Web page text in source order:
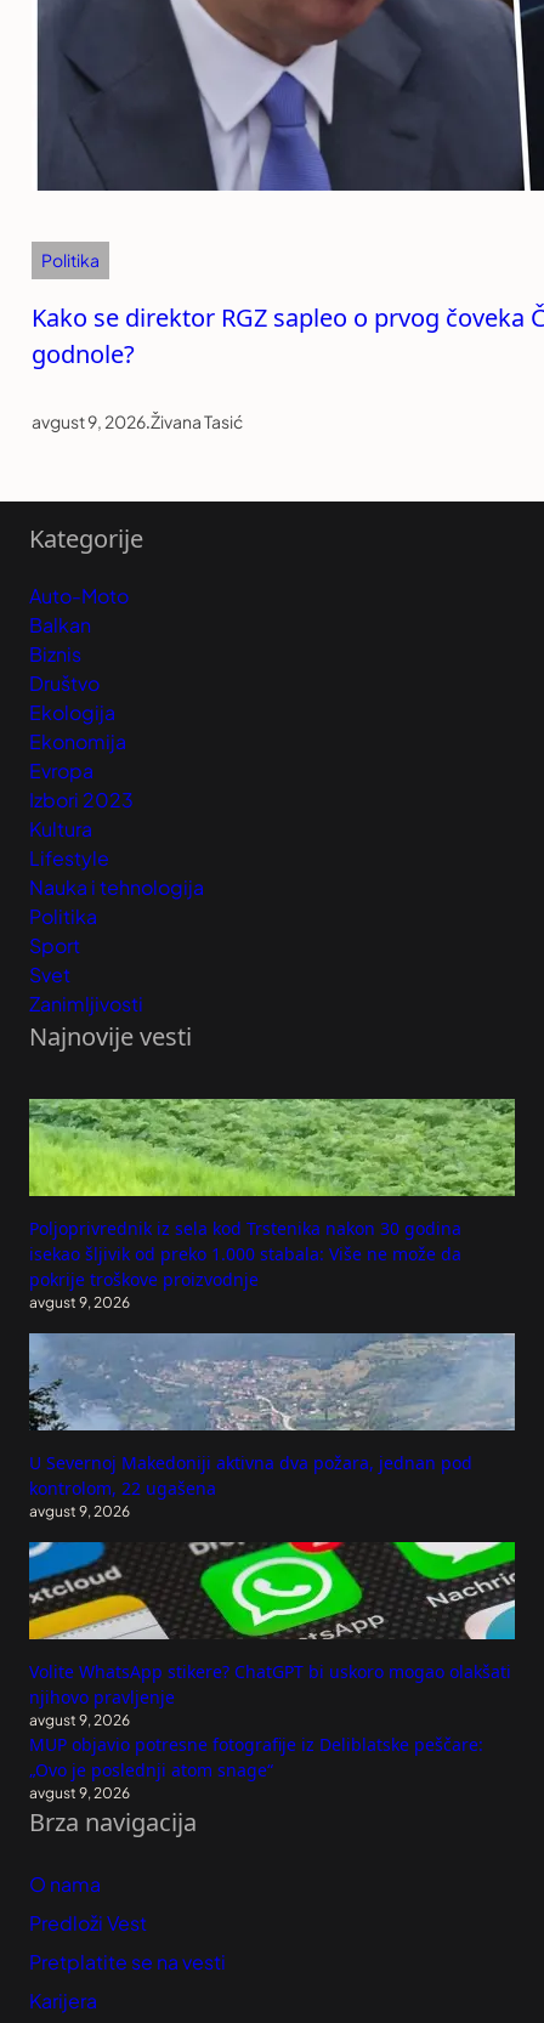
Politika
Kako se direktor RGZ sapleo o prvog čoveka
godnole?
avgust 9, 2026.Živana Tasić
Kategorije
Auto-Moto
Balkan
Biznis
Društvo
Ekologija
Ekonomija
Evropa
Izbori 2023
Kultura
Lifestyle
Nauka i tehnologija
Politika
Sport
Svet
Zanimljivosti
Najnovije vesti
Poljoprivrednik iz sela kod Trstenika nakon 30 godina
isekao šljivik od preko 1.000 stabala: Više ne može da
pokrije troškove proizvodnje
avgust 9, 2026
U Severnoj Makedoniji aktivna dva požara, jednan pod
kontrolom, 22 ugašena
avgust 9, 2026
Volite WhatsApp stikere? ChatGPT bi uskoro mogao olakšati
njihovo pravljenje
avgust 9, 2026
MUP objavio potresne fotografije iz Deliblatske peščare:
„Ovo je poslednji atom snage“
avgust 9, 2026
Brza navigacija
O nama
Predloži Vest
Pretplatite se na vesti
Karijera